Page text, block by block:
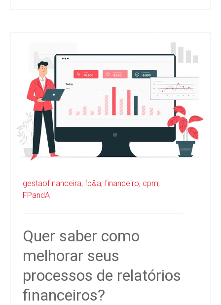
gestaofinanceira, fp&a, financeiro, cpm,
FPandA
Quer saber como
melhorar seus
processos de relatórios
financeiros?